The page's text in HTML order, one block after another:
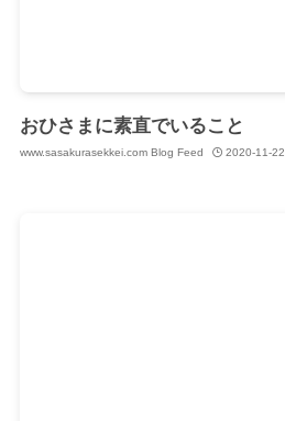
おひさまに素直でいること
www.sasakurasekkei.com Blog Feed 2020-11-22